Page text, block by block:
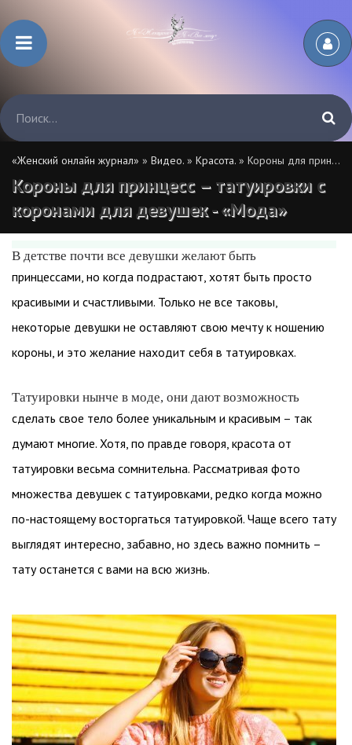
«Женский онлайн журнал» » Видео. » Красота. » Короны для принцесс – татуировки с коронами для девушек - «Мода»
Короны для принцесс – татуировки с
коронами для девушек - «Мода»
В детстве почти все девушки желают быть
принцессами, но когда подрастают, хотят быть просто
красивыми и счастливыми. Только не все таковы,
некоторые девушки не оставляют свою мечту к ношению
короны, и это желание находит себя в татуировках.
Татуировки нынче в моде, они дают возможность
сделать свое тело более уникальным и красивым – так
думают многие. Хотя, по правде говоря, красота от
татуировки весьма сомнительна. Рассматривая фото
множества девушек с татуировками, редко когда можно
по-настоящему восторгаться татуировкой. Чаще всего тату
выглядят интересно, забавно, но здесь важно помнить –
тату останется с вами на всю жизнь.